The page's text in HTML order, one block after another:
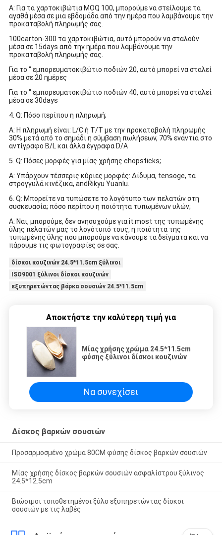
Α: Για τα χαρτοκιβώτια MOQ 100, μπορούμε να στείλουμε τα
αγαθά μέσα σε μια εβδομάδα από την ημέρα που λαμβάνουμε την
προκαταβολή πληρωμής σας.
100carton-300 τα χαρτοκιβώτια, αυτό μπορούν να σταλούν
μέσα σε 15days από την ημέρα που λαμβάνουμε την
προκαταβολή πληρωμής σας.
Για το " εμπορευματοκιβώτιο ποδιών 20, αυτό μπορεί να σταλεί
μέσα σε 20 ημέρες
Για το " εμπορευματοκιβώτιο ποδιών 40, αυτό μπορεί να σταλεί
μέσα σε 30days
4. Q: Πόσο περίπου η πληρωμή;
Α: Η πληρωμή είναι: L/C ή T/T με την προκαταβολή πληρωμής
30% μετά από το σημάδι η σύμβαση πωλήσεων, 70% ενάντια στο
αντίγραφο B/L και άλλα έγγραφα D/A
5. Q: Πόσες μορφές για μίας χρήσης chopsticks;
Α: Υπάρχουν τέσσερις κύριες μορφές: Δίδυμα, tensoge, τα
στρογγυλά κινέζικα, andRikyu Yuanlu.
6. Q: Μπορείτε να τυπώσετε το λογότυπο των πελατών στη
συσκευασία; πόσο περίπου η ποιότητα τυπωμένων υλών;
Α: Ναι, μπορούμε, δεν ανησυχούμε για it.most της τυπωμένης
ύλης πελατών μας το λογότυπό τους, η ποιότητα της
τυπωμένης ύλης που μπορούμε να κάνουμε τα δείγματα και να
πάρουμε τις φωτογραφίες σε σας.
δίσκοι κουζινών 24.5*11.5cm ξύλινοι
ISO9001 ξύλινοι δίσκοι κουζινών
εξυπηρετώντας βάρκα σουσιών 24.5*11.5cm
Αποκτήστε την καλύτερη τιμή για
Μίας χρήσης χρώμα 24.5*11.5cm
φύσης ξύλινοι δίσκοι κουζινών
Να συνεχίσει
Δίσκος βαρκών σουσιών
Προσαρμοσμένο χρώμα 80CM φύσης δίσκος βαρκών σουσιών
Μίας χρήσης δίσκος βαρκών σουσιών ασφαλίστρου ξύλινος
24.5*12.5cm
Βιώσιμοι τοποθετημένοι ξύλο εξυπηρετώντας δίσκοι
σουσιών με τις λαβές